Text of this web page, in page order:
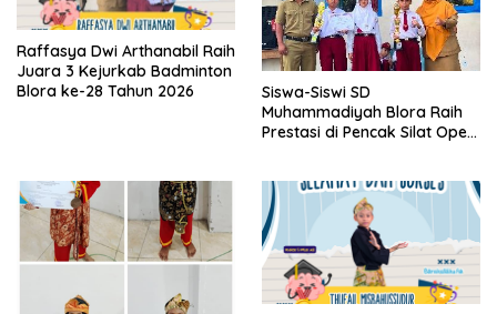
Raffasya Dwi Arthanabil Raih
Juara 3 Kejurkab Badminton
Blora ke-28 Tahun 2026
Siswa-Siswi SD
Muhammadiyah Blora Raih
Prestasi di Pencak Silat Open